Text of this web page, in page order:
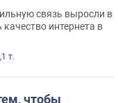
связь выросли в
интернета в
т.
чтобы